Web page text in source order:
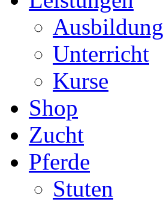
Ausbildung
Unterricht
Kurse
Shop
Zucht
Pferde
Stuten